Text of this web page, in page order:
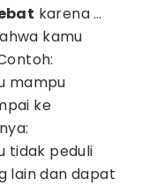
karena …
kamu
mampu
ke
tidak peduli
lain dan dapat